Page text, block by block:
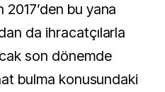
bu yana
da ihracatçılarla
son dönemde
bulma konusundaki